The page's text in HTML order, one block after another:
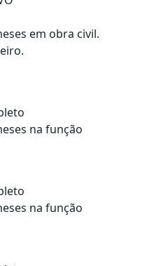
em obra civil.
na função
na função